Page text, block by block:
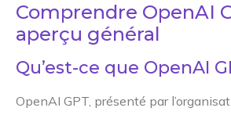
Comprendre OpenAI
aperçu général
Qu’est-ce que OpenAI
OpenAI GPT, présenté par